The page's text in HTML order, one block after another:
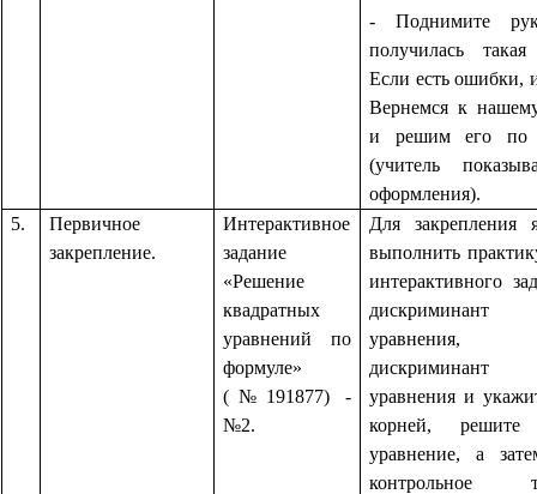
- Поднимите
получилась
Если есть ошибки,
Вернемся к
и решим его по
(учитель
оформления).
5.
Первичное
закрепление.
Интерактивное
задание
«Решение
квадратных
уравнений по
формуле»
(№191877) -
№2.
Для закрепления
выполнить
интерактивного
дискриминант
уравнения,
дискриминант
уравнения и
корней, решите
уравнение, а
контрольное